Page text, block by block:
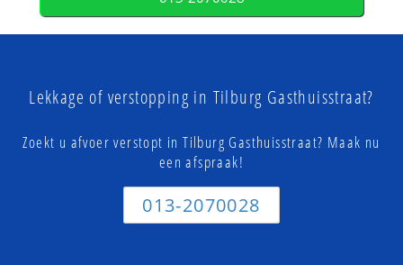
Lekkage of verstopping in Tilburg Gasthuisstraat?
Zoekt u afvoer verstopt in Tilburg Gasthuisstraat? Maak nu
een afspraak!
013-2070028